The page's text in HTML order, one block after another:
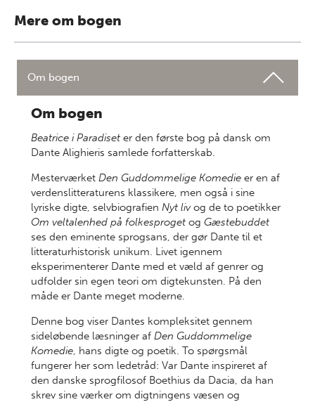
Mere om bogen
Om bogen
Om bogen
Beatrice i Paradiset er den første bog på dansk om
Dante Alighieris samlede forfatterskab.
Mesterværket Den Guddommelige Komedie er en af
verdenslitteraturens klassikere, men også i sine
lyriske digte, selvbiografien Nyt livog de to poetikker
Om veltalenhed på folkesproget og Gæstebuddet
ses den eminente sprogsans, der gør Dante til et
litteraturhistorisk unikum. Livet igennem
eksperimenterer Dante med et væld af genrer og
udfolder sin egen teori om digtekunsten. På den
måde er Dante meget moderne.
Denne bog viser Dantes kompleksitet gennem
sideløbende læsninger af Den Guddommelige
Komedie, hans digte og poetik. To spørgsmål
fungerer her som ledetråd: Var Dante inspireret af
den danske sprogfilosof Boethius da Dacia, da han
skrev sine værker om digtningens væsen og